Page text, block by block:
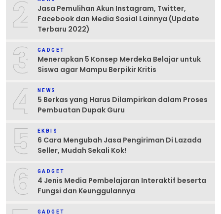
2
Jasa Pemulihan Akun Instagram, Twitter,
Facebook dan Media Sosial Lainnya (Update
Terbaru 2022)
3 GADGET
Menerapkan 5 Konsep Merdeka Belajar untuk
Siswa agar Mampu Berpikir Kritis
4 NEWS
5 Berkas yang Harus Dilampirkan dalam Proses
Pembuatan Dupak Guru
5 EKBIS
6 Cara Mengubah Jasa Pengiriman Di Lazada
Seller, Mudah Sekali Kok!
6 GADGET
4 Jenis Media Pembelajaran Interaktif beserta
Fungsi dan Keunggulannya
GADGET